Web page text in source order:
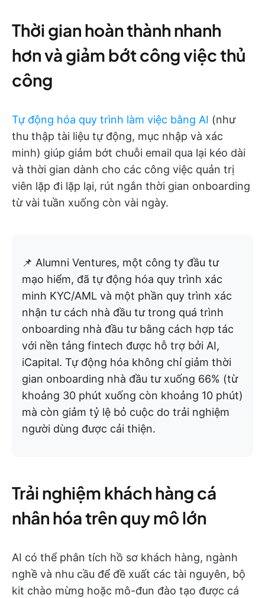
Thời gian hoàn thành nhanh
hơn và giảm bớt công việc thủ
công
Tự động hóa quy trình làm việc bằng AI (như
thu thập tài liệu tự động, mục nhập và xác
minh) giúp giảm bớt chuỗi email qua lại kéo dài
và thời gian dành cho các công việc quản trị
viên lặp đi lặp lại, rút ngắn thời gian onboarding
từ vài tuần xuống còn vài ngày.
📌 Alumni Ventures, một công ty đầu tư
mạo hiểm, đã tự động hóa quy trình xác
minh KYC/AML và một phần quy trình xác
nhận tư cách nhà đầu tư trong quá trình
onboarding nhà đầu tư bằng cách hợp tác
với nền tảng fintech được hỗ trợ bởi AI,
iCapital. Tự động hóa không chỉ giảm thời
gian onboarding nhà đầu tư xuống 66% (từ
khoảng 30 phút xuống còn khoảng 10 phút)
mà còn giảm tỷ lệ bỏ cuộc do trải nghiệm
người dùng được cải thiện.
Trải nghiệm khách hàng cá
nhân hóa trên quy mô lớn
AI có thể phân tích hồ sơ khách hàng, ngành
nghề và nhu cầu để đề xuất các tài nguyên, bộ
kit chào mừng hoặc mô-đun đào tạo được cá